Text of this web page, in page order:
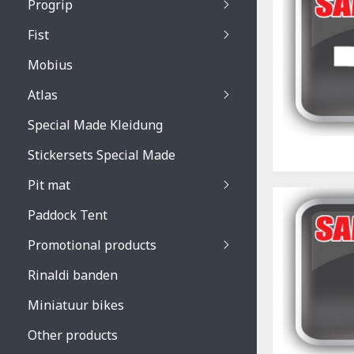
Primal / Split /
Buzz kid lenses &
Progrip
Venom 3200 /
Venom 3200 / Atzaki
Vista 3303 lenses
Vista 3303
Fist
Mobius
Atlas
Special Made Kleidung
Stickersets Special Made
Pit mat
Paddock Tent
Promotional products
Rinaldi banden
Miniatuur bikes
Other products